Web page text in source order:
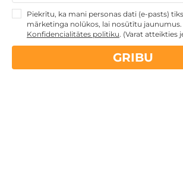
apkalpošanas un
Piekrītu, ka mani personas dati (e-pasts)
mārketinga nolūkos, lai nosūtītu jaunumus.
Konfidencialitātes politiku. (Varat atteikties
GRIBU